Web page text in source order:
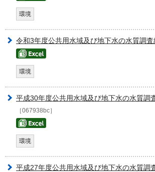
環境
令和3年度公共用水域及び地下水の水質調査
環境
平成30年度公共用水域及び地下水の水質調
［067938bc］
環境
平成27年度公共用水域及び地下水の水質調